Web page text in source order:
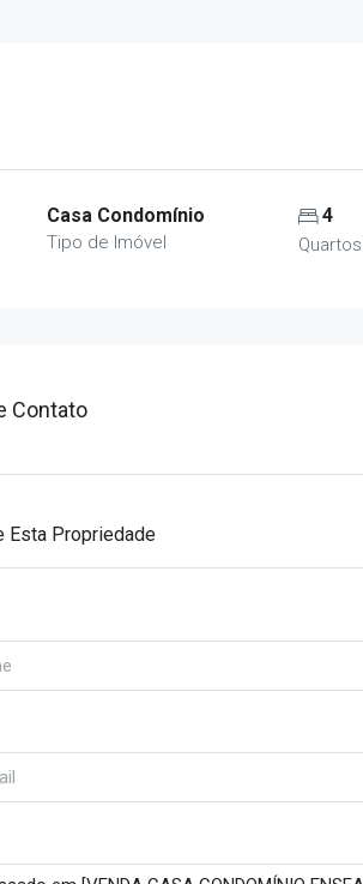
Casa Condomínio
Tipo de Imóvel
4
Quartos
Contato
Esta Propriedade